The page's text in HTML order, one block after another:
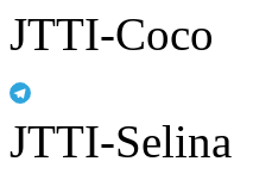
JTTI-Coco
JTTI-Selina